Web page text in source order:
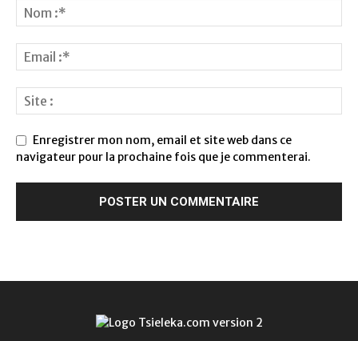
Enregistrer mon nom, email et site web dans ce
navigateur pour la prochaine fois que je commenterai.